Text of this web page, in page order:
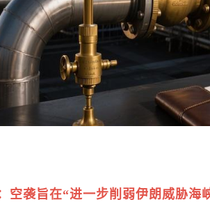
空袭旨在“进一步削弱伊朗威胁海